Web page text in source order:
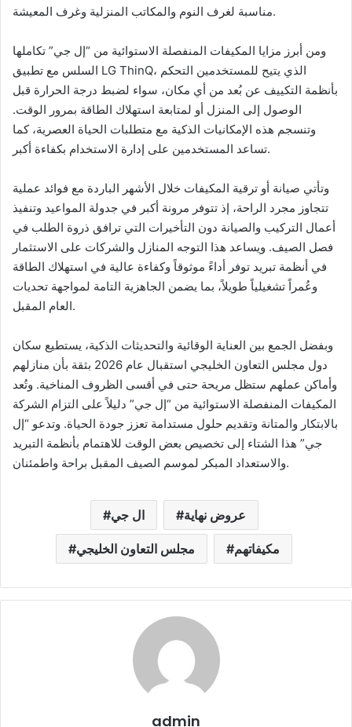
مناسبة لغرف النوم والمكاتب المنزلية وغرف المعيشة.
ومن أبرز مزايا المكيفات المنفصلة الاستوائية من “إل جي” تكاملها
السلس مع تطبيق LG ThinQ، الذي يتيح للمستخدمين التحكم
بأنظمة التكييف عن بُعد من أي مكان، سواء لضبط درجة الحرارة قبل
الوصول إلى المنزل أو لمتابعة استهلاك الطاقة بمرور الوقت.
وتنسجم هذه الإمكانيات الذكية مع متطلبات الحياة العصرية، كما
تساعد المستخدمين على إدارة الاستخدام بكفاءة أكبر.
وتأتي صيانة أو ترقية المكيفات خلال الأشهر الباردة مع فوائد عملية
تتجاوز مجرد الراحة، إذ تتوفر مرونة أكبر في جدولة المواعيد وتنفيذ
أعمال التركيب والصيانة دون التأخيرات التي ترافق ذروة الطلب في
فصل الصيف. ويساعد هذا التوجه المنازل والشركات على الاستثمار
في أنظمة تبريد توفر أداءً موثوقاً وكفاءة عالية في استهلاك الطاقة
وعُمراً تشغيلياً طويلاً، بما يضمن الجاهزية التامة لمواجهة تحديات
العام المقبل.
وبفضل الجمع بين العناية الوقائية والتحديثات الذكية، يستطيع سكان
دول مجلس التعاون الخليجي استقبال عام 2026 بثقة بأن منازلهم
وأماكن عملهم ستظل مريحة حتى في أقسى الظروف المناخية. وتُعد
المكيفات المنفصلة الاستوائية من “إل جي” دليلاً على التزام الشركة
بالابتكار والمتانة وتقديم حلول مستدامة تعزز جودة الحياة. وتدعو “إل
جي” هذا الشتاء إلى تخصيص بعض الوقت للاهتمام بأنظمة التبريد
والاستعداد المبكر لموسم الصيف المقبل براحة واطمئنان.
ال جي عروض نهاية
مجلس التعاون الخليجي مكيفاتهم
admin